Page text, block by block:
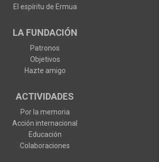
El espíritu de Ermua
LA FUNDACIÓN
Patronos
Objetivos
Hazte amigo
ACTIVIDADES
Por la memoria
Acción internacional
Educación
Colaboraciones